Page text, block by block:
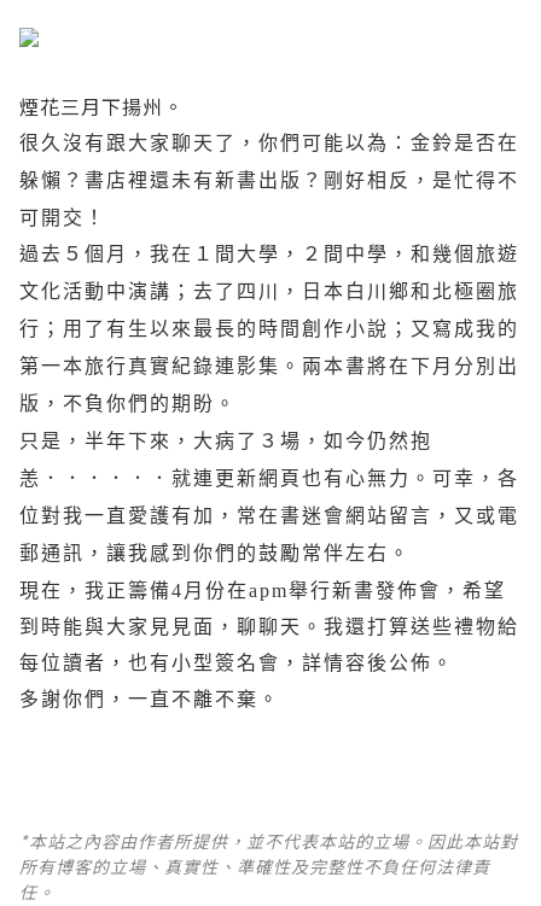
煙花三月下揚州。
很久沒有跟大家聊天了，你們可能以為：金鈴是否在
躲懶？書店裡還未有新書出版？ 剛好相反，是忙得不
可開交！
過去５個月，我在１間大學，２間中學，和幾個旅遊
文化活動中演講；去了四川，日本白川鄉和北極圈旅
行；用了有生以來最長的時間創作小說；又寫成我的
第一本旅行真實紀錄連影集。兩本書將在下月分別出
版，不負你們的期盼。
只是，半年下來，大病了３場，如今仍然抱
恙．．．．．．就連更新網頁也有心無力。可幸，各
位對我一直愛護有加，常在書迷會網站留言，又或電
郵通訊，讓我感到你們的鼓勵常伴左右。
現在，我正籌備4 月份在apm舉行新書發佈會，希望
到時能與大家見見面，聊聊天。我還打算送些禮物給
每位讀者，也有小型簽名會，詳情容後公佈。
多謝你們，一直不離不棄。
*本站之內容由作者所提供，並不代表本站的立場。因此本站對
所有博客的立場、真實性、準確性及完整性不負任何法律責
任。